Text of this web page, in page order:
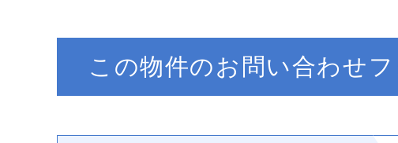
この物件のお問い合わせフ